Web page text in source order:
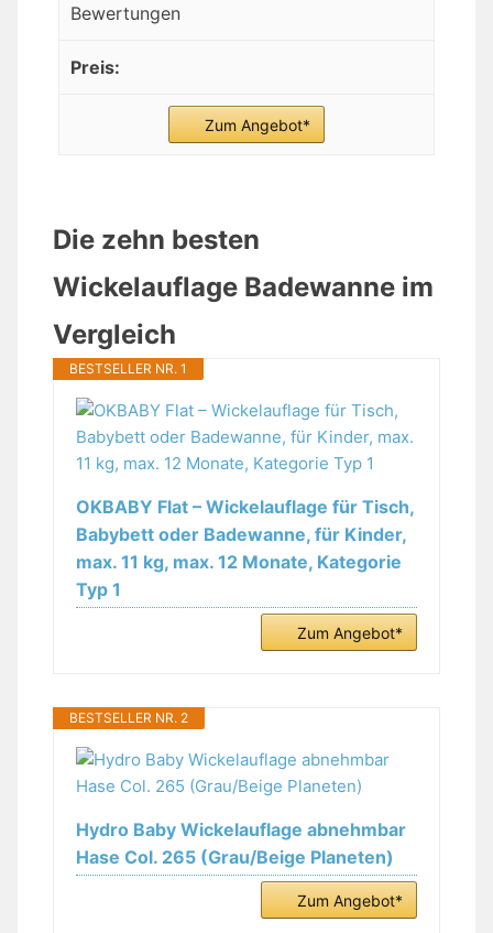
Bewertungen
Zum Angebot*
Die zehn besten
Wickelauflage Badewanne im
Vergleich
BESTSELLER NR. 1
OKBABY Flat – Wickelauflage für Tisch,
Babybett oder Badewanne, für Kinder,
max. 11 kg, max. 12 Monate, Kategorie
Typ 1
Zum Angebot*
BESTSELLER NR. 2
Hydro Baby Wickelauflage abnehmbar
Hase Col. 265 (Grau/Beige Planeten)
Zum Angebot*